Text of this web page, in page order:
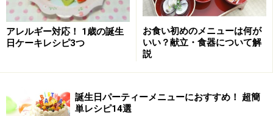
代わりに使ったり、アフガン（おくるみ）のように使い
ます。そして赤ちゃんが安心して眠れるように、お母さ
んは赤ちゃんがお腹にいる時からトッポンチーノにお母
さんの匂いつけをする必要があります。だから赤ちゃん
はトッポンチーノに寝かされるとお母さんの匂いを感じ
アレルギー対応！ 1歳の誕生
日ケーキレシピ3つ
お食い初めのメニューは何が
いい？献立・食器について解
説
誕生日パーティーメニューにおすすめ！ 超簡
単レシピ14選